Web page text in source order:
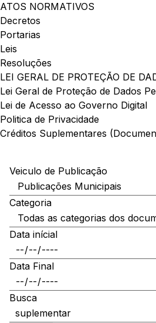
ATOS NORMATIVOS
Decretos
Portarias
Leis
Resoluções
LEI GERAL DE PROTEÇÃO DE
Lei Geral de Proteção de Dados
Lei de Acesso ao Governo Digital
Politica de Privacidade
Créditos Suplementares
Veiculo de Publicação
Categoria
Data inícial
Data Final
Busca